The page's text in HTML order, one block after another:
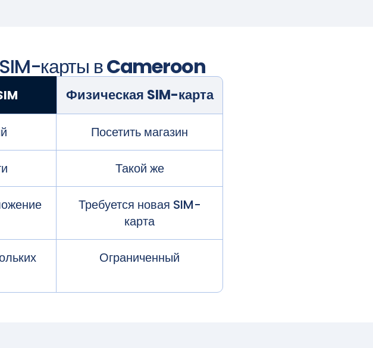
карты вCameroon
Физическая SIM-карта
Посетить магазин
Такой же
Требуется новая SIM-
карта
Ограниченный